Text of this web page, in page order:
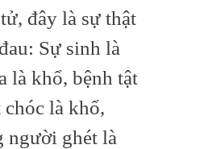
đây là sự thật
Sự sinh là
là khổ, bệnh tật
là khổ,
người ghét là